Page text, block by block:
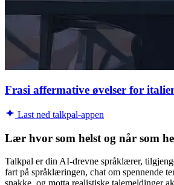
Frasi affermative øvelser for
Last ned talkpal-appen
Lær hvor som helst og når som
Talkpal er din AI-drevne språklærer,
fart på språklæringen, chat om spennende